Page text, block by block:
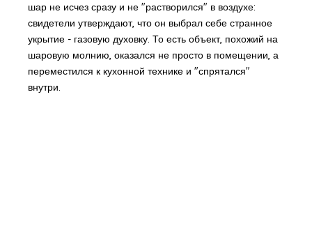
шар не исчез сразу и не "растворился" в воздухе:
свидетели утверждают, что он выбрал себе странное
укрытие - газовую духовку. То есть объект, похожий на
шаровую молнию, оказался не просто в помещении, а
переместился к кухонной технике и "спрятался"
внутри.